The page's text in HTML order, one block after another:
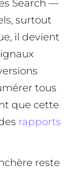
Search —
surtout
il devient
tous
que cette
rapports
reste